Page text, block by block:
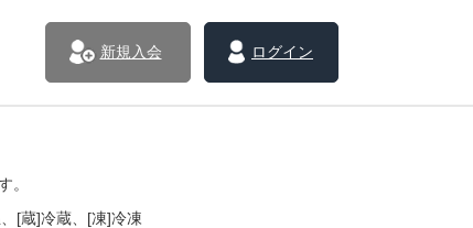
ログイン
新規入会
。
[蔵]冷蔵、[凍]冷凍